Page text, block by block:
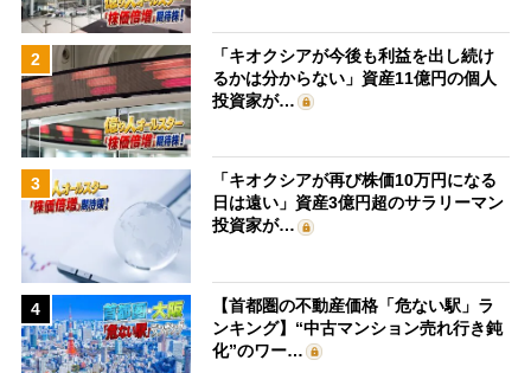
2
「キオクシアが今後も利益を出し続け
るかは分からない」資産11億円の個人
投資家が…
3
「キオクシアが再び株価10万円になる
日は遠い」資産3億円超のサラリーマン
投資家が…
4
【首都圏の不動産価格「危ない駅」ラ
ンキング】“中古マンション売れ行き鈍
化”のワー…